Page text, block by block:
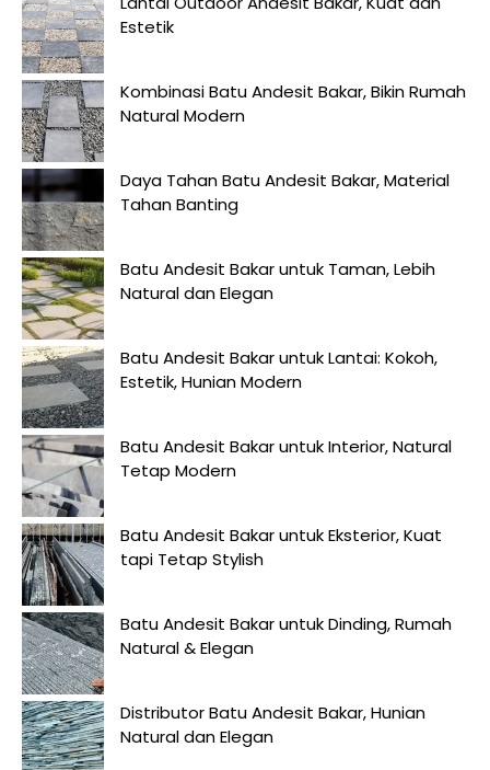
Estetik
Kombinasi Batu Andesit Bakar, Bikin Rumah
Natural Modern
Daya Tahan Batu Andesit Bakar, Material
Tahan Banting
Batu Andesit Bakar untuk Taman, Lebih
Natural dan Elegan
Batu Andesit Bakar untuk Lantai: Kokoh,
Estetik, Hunian Modern
Batu Andesit Bakar untuk Interior, Natural
Tetap Modern
Batu Andesit Bakar untuk Eksterior, Kuat
tapi Tetap Stylish
Batu Andesit Bakar untuk Dinding, Rumah
Natural & Elegan
Distributor Batu Andesit Bakar, Hunian
Natural dan Elegan